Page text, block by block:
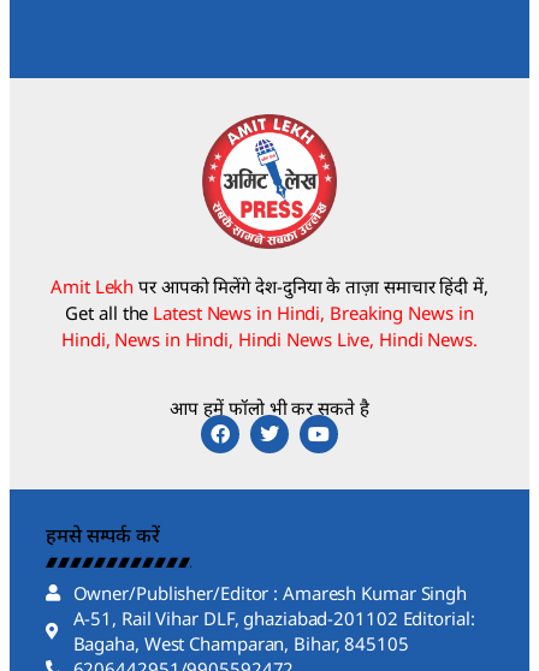
Amit Lekh पर आपको मिलेंगे देश-दुनिया के ताज़ा समाचार हिंदी में,
Get all the Latest News in Hindi, Breaking News in
Hindi, News in Hindi, Hindi News Live, Hindi News.
आप हमें फॉलो भी कर सकते है
हमसे सम्पर्क करें
Owner/Publisher/Editor : Amaresh Kumar Singh
A-51, Rail Vihar DLF, ghaziabad-201102 Editorial:
Bagaha, West Champaran, Bihar, 845105